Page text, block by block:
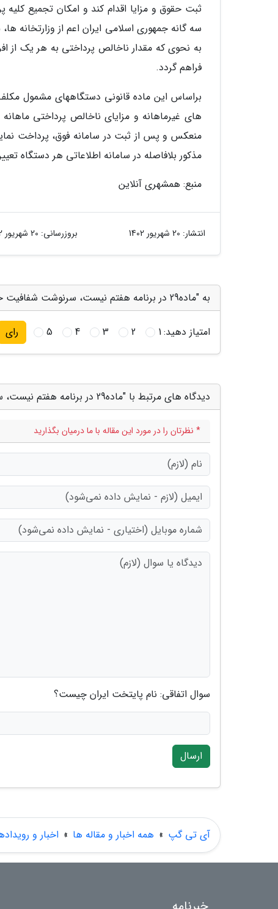
ثبت حقوق و مزایا اقدام کند و امکان تجمیع
سه گانه جمهوری اسلامی ایران اعم از وزارتخانه
به نحوی که مقدار ناخالص پرداختی به هر یک از
فراهم گردد.
براساس این ماده قانونی دستگاههای مشمول مکلف
های غیرماهانه و مزایای ناخالص پرداختی
منعکس و پس از ثبت در سامانه فوق، پرداخت
مذکور بلافاصله در سامانه اطلاعاتی هر دستگاه
منبع: همشهری آنلاین
انتشار: 20 شهریور 1402 بروزرسانی: 20 شهریور 1402
به "ماده29 در برنامه هفتم نیست، سرنوشت شفافیت حقوق ها پس از 7سال تعلل" امتیاز دهید
امتیاز دهید:1
2
3
4
5 رای
دیدگاه های مرتبط با "ماده29 در برنامه هفتم نیست، سرنوشت شفافیت حقوق ها پس از 7سال تعلل"
* نظرتان را در مورد این مقاله با ما درمیان بگذارید
سوال اتفاقی: نام پایتخت ایران چیست؟
ارسال
آی تی گپ » همه اخبار و مقاله ها » اخبار و